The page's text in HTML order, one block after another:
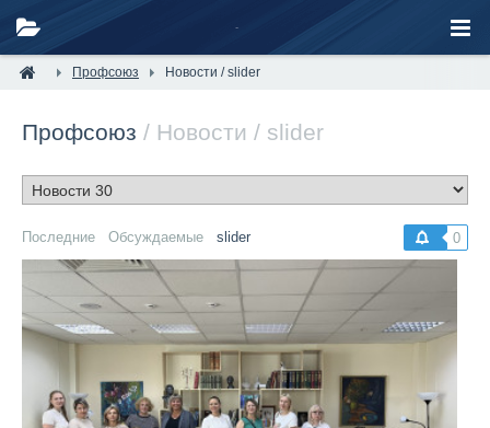
Профсоюз Новости / slider
Профсоюз / Новости / slider
0
Последние Обсуждаемые slider